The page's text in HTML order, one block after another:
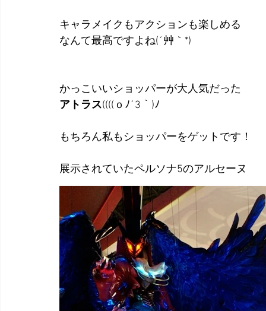
キャラメイクもアクションも楽しめる
なんて最高ですよね(´艸｀*)
かっこいいショッパーが大人気だった
アトラス((((ｏﾉ´3｀)ﾉ
もちろん私もショッパーをゲットです！
展示されていたペルソナ5のアルセーヌ